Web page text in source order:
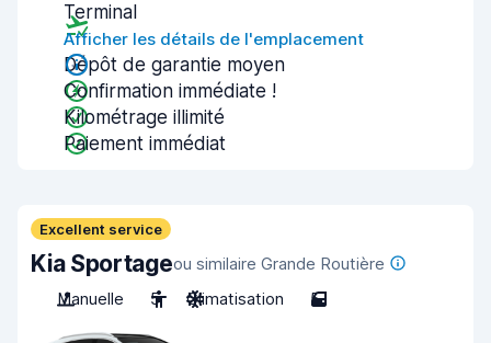
Terminal
Afficher les détails de l'emplacement
Dépôt de garantie moyen
Confirmation immédiate !
Kilométrage illimité
Paiement immédiat
Excellent service
Kia Sportageou similaire Grande Routière
Manuelle
5 Climatisation 5